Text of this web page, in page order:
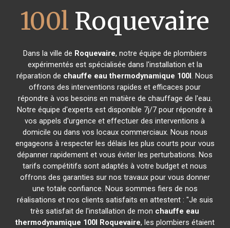
100l Roquevaire
Dans la ville de Roquevaire, notre équipe de plombiers
expérimentés est spécialisée dans l'installation et la
réparation de chauffe eau thermodynamique 100l. Nous
offrons des interventions rapides et efficaces pour
répondre à vos besoins en matière de chauffage de l'eau.
Notre équipe d'experts est disponible 7j/7 pour répondre à
vos appels d'urgence et effectuer des interventions à
domicile ou dans vos locaux commerciaux. Nous nous
engageons à respecter les délais les plus courts pour vous
dépanner rapidement et vous éviter les perturbations. Nos
tarifs compétitifs sont adaptés à votre budget et nous
offrons des garanties sur nos travaux pour vous donner
une totale confiance. Nous sommes fiers de nos
réalisations et nos clients satisfaits en attestent : "Je suis
très satisfait de l'installation de mon chauffe eau
thermodynamique 100l Roquevaire, les plombiers étaient